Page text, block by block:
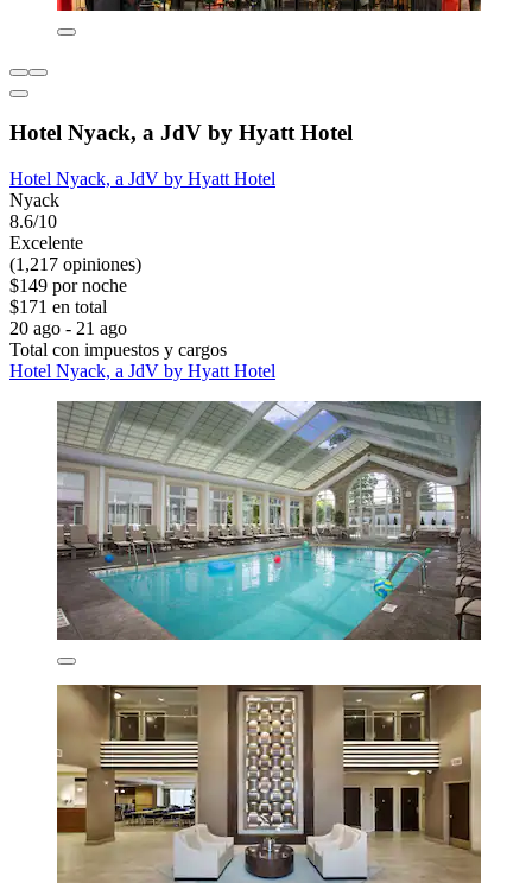
Hotel Nyack, a JdV by Hyatt Hotel
Hotel Nyack, a JdV by Hyatt Hotel
Nyack
8.6/10
Excelente
(1,217 opiniones)
$149 por noche
$171 en total
20 ago - 21 ago
Total con impuestos y cargos
Hotel Nyack, a JdV by Hyatt Hotel